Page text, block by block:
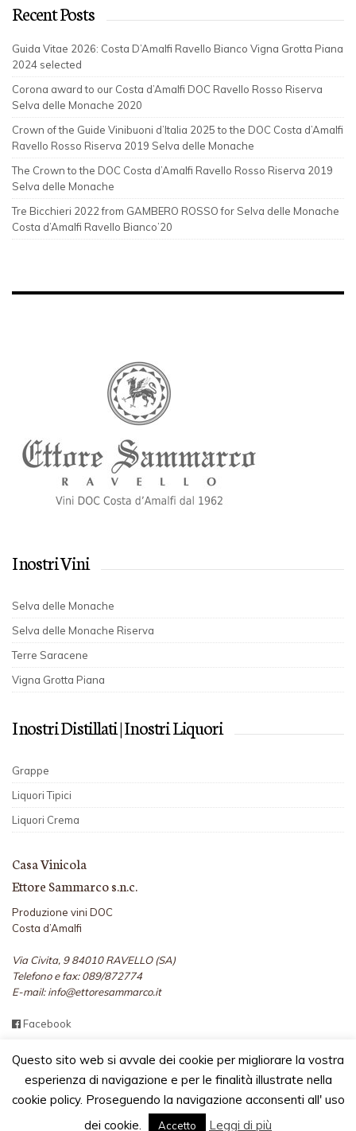
Recent Posts
Guida Vitae 2026: Costa D’Amalfi Ravello Bianco Vigna Grotta Piana
2024 selected
Corona award to our Costa d’Amalfi DOC Ravello Rosso Riserva
Selva delle Monache 2020
Crown of the Guide Vinibuoni d’Italia 2025 to the DOC Costa d’Amalfi
Ravello Rosso Riserva 2019 Selva delle Monache
The Crown to the DOC Costa d’Amalfi Ravello Rosso Riserva 2019
Selva delle Monache
Tre Bicchieri 2022 from GAMBERO ROSSO for Selva delle Monache
Costa d’Amalfi Ravello Bianco’20
I nostri Vini
Selva delle Monache
Selva delle Monache Riserva
Terre Saracene
Vigna Grotta Piana
I nostri Distillati | I nostri Liquori
Grappe
Liquori Tipici
Liquori Crema
Casa Vinicola
Ettore Sammarco s.n.c.
Produzione vini DOC
Costa d’Amalfi
Via Civita, 9 84010 RAVELLO (SA)
Telefono e fax: 089/872774
E-mail: info@ettoresammarco.it
Facebook
2026 TUTTI I DIRITTI RISERVATI - CASA VINICOLA ETTORE
SAMMARCO S.N.C. - P.I. 02911120653 -
PRIVACY E COOKIE POLICY
Questo sito web si avvale dei cookie per migliorare la vostra
esperienza di navigazione e per le finalità illustrate nella
cookie policy. Proseguendo la navigazione acconsenti all' uso
dei cookie.
Accetto Leggi di più